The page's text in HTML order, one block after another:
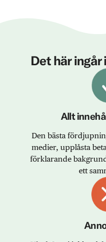
Det här ingår
Allt
Den bästa
medier, upplåsta
förklarande
ett